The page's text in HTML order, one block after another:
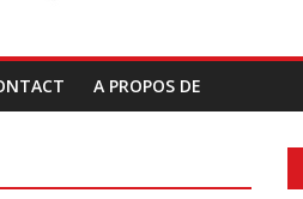
A PROPOS DE